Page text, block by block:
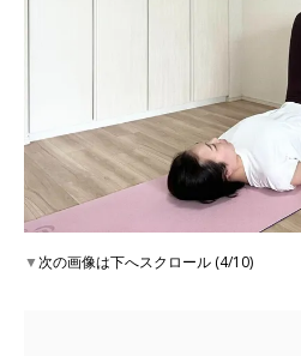
▼次の画像は下へスクロール (4/10)